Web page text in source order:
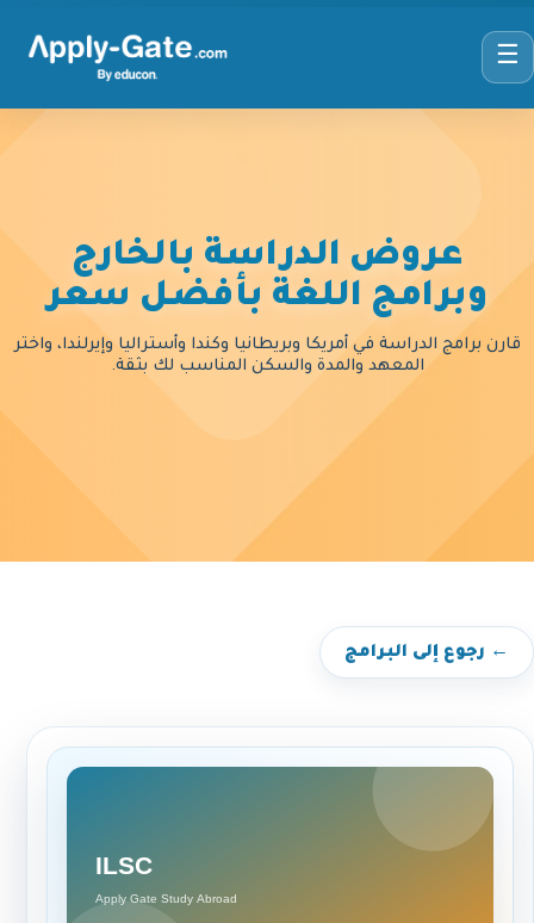
☰
عروض الدراسة بالخارج
وبرامج اللغة بأفضل سعر
قارن برامج الدراسة في أمريكا وبريطانيا وكندا وأستراليا وإيرلندا، واختر
المعهد والمدة والسكن المناسب لك بثقة.
← رجوع إلى البرامج